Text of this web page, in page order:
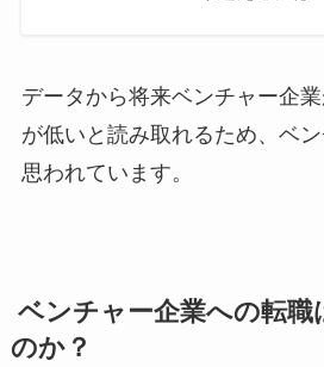
データから将来ベンチャー企
が低いと読み取れるため、ベ
思われています。
ベンチャー企業への転職
のか？